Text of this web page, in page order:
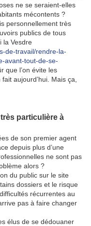
ne se seraient-elles
mécontents ?
personnellement très
publics de tous
la Vesdre
de-travail/rendre-la-
avant-tout-de-se-
que l’on évite les
aujourd’hui. Mais ça,
particulière à
de son premier agent
depuis plus d’une
ne sont pas
alors ?
du public sur le site
dossiers et le risque
récurrentes au
pas à faire changer
élus de se dédouaner